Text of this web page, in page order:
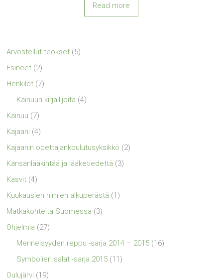
Read more
Arvostellut teokset (5)
Esineet (2)
Henkilöt (7)
Kainuun kirjailijoita (4)
Kainuu (7)
Kajaani (4)
Kajaanin opettajankoulutusyksikkö (2)
Kansanlääkintää ja lääketiedettä (3)
Kasvit (4)
Kuukausien nimien alkuperästä (1)
Matkakohteita Suomessa (3)
Ohjelmia (27)
Menneisyyden reppu -sarja 2014 – 2015 (16)
Symbolien salat -sarja 2015 (11)
Oulujärvi (19)